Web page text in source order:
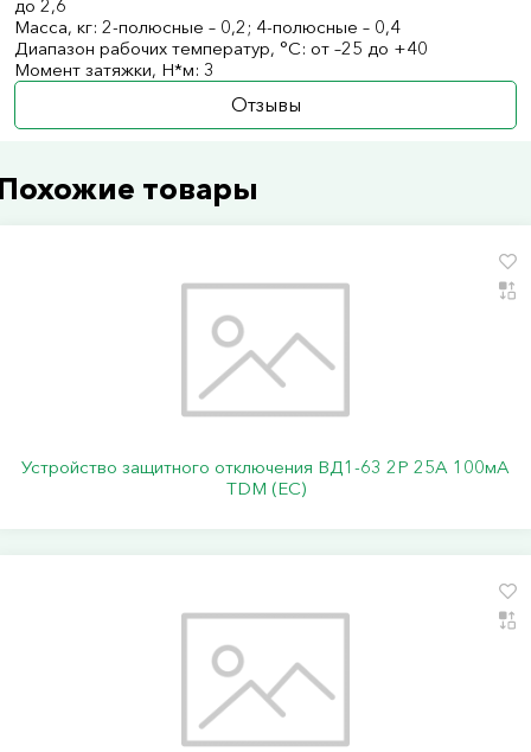
до 2,6
Масса, кг: 2-полюсные – 0,2; 4-полюсные – 0,4
Диапазон рабочих температур, °С: от –25 до +40
Момент затяжки, Н*м: 3
Отзывы
товары
Устройство защитного отключения ВД1-63 2Р 25А 100мА
TDM (ЕС)